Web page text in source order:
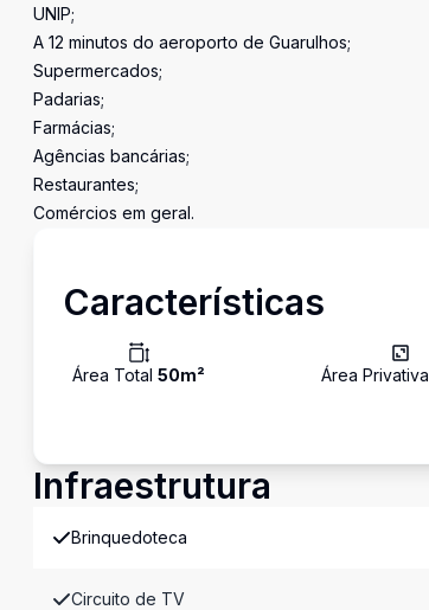
UNIP;
A 12 minutos do aeroporto de Guarulhos;
Supermercados;
Padarias;
Farmácias;
Agências bancárias;
Restaurantes;
Comércios em geral.
Características
Área Total 50m² Área Privativa
Infraestrutura
Brinquedoteca
Circuito de TV